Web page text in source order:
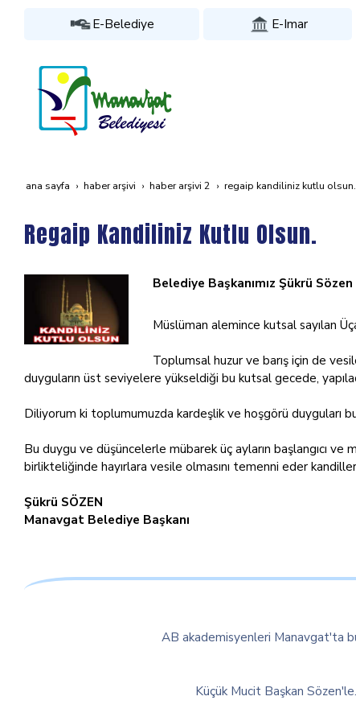
E-Belediye E-Imar
ana sayfa haber arşivi haber arşivi 2 regaip kandiliniz kutlu olsun.
Regaip Kandiliniz Kutlu Olsun.
Belediye Başkanımız Şükrü
Müslüman alemince kutsal sayılan
Toplumsal huzur ve barış için de
duyguların üst seviyelere yükseldiği bu kutsal gecede,
Diliyorum ki toplumumuzda kardeşlik ve hoşgörü duyguları
Bu duygu ve düşüncelerle mübarek üç ayların başlangıcı ve
birlikteliğinde hayırlara vesile olmasını temenni eder
Şükrü SÖZEN
Manavgat Belediye Başkanı
AB akademisyenleri Manavgat'ta
Küçük Mucit Başkan Sözen'le.